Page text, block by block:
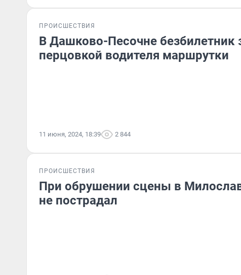
ПРОИСШЕСТВИЯ
В Дашково-Песочне безбилетник
перцовкой водителя маршрутки
11 июня, 2024, 18:39 2 844
ПРОИСШЕСТВИЯ
При обрушении сцены в
не пострадал